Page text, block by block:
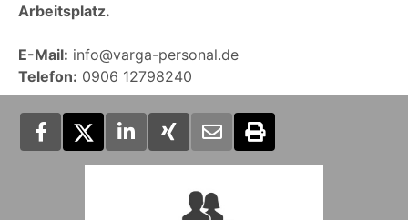
Arbeitsplatz.
E-Mail: info@varga-personal.de
Telefon: 0906 12798240